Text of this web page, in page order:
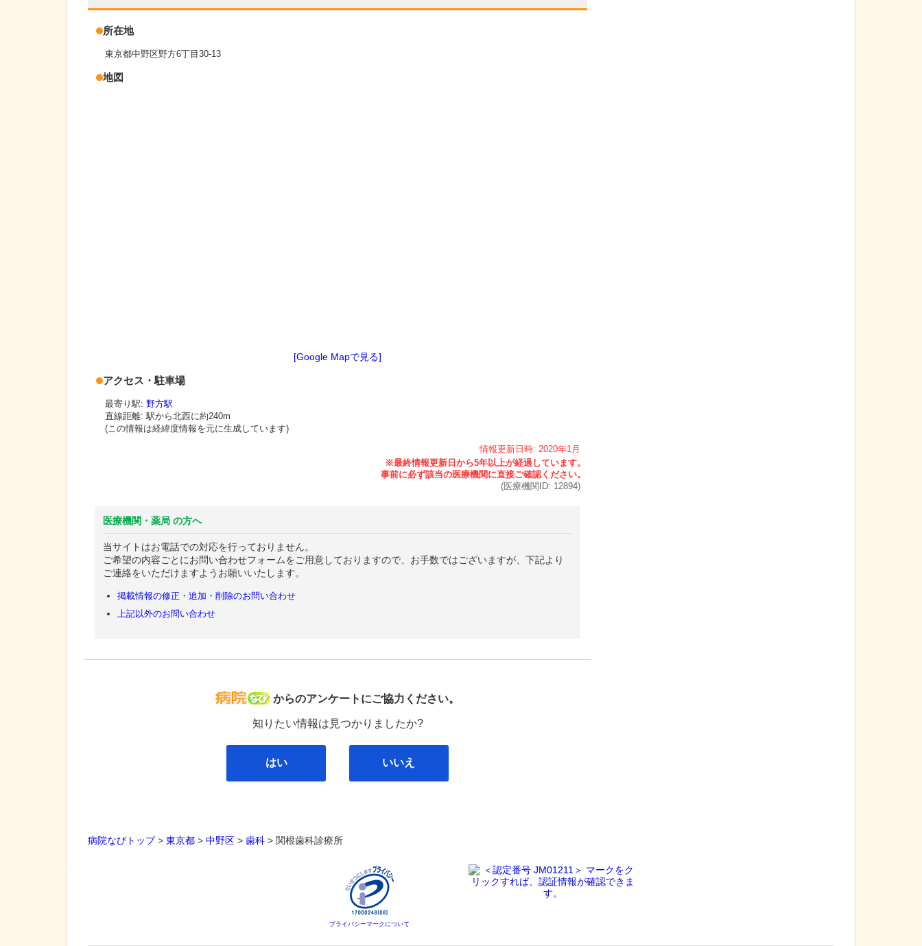
所在地
東京都中野区野方6丁目30-13
地図
[Google Mapで見る]
アクセス・駐車場
最寄り駅: 野方駅
直線距離: 駅から北西に約240m
(この情報は経緯度情報を元に生成しています)
情報更新日時: 2020年1月
(医療機関ID: 12894)
医療機関・薬局 の方へ
当サイトはお電話での対応を行っておりません。
ご希望の内容ごとにお問い合わせフォームをご用意しておりますので、お手数ではございますが、下記より
ご連絡をいただけますようお願いいたします。
掲載情報の修正・追加・削除のお問い合わせ
上記以外のお問い合わせ
病院なび
からのアンケートにご協力ください。
知りたい情報は見つかりましたか?
はい いいえ
病院なびトップ> 東京都 > 中野区 > 歯科 > 関根歯科診療所
プライバシーマークについて